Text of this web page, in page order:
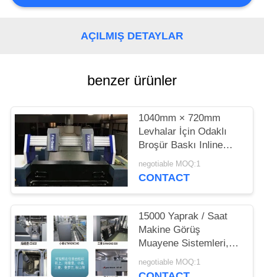
HABERLER
ISTEĞI
SITE
HARITASI
PRIVACY
POLICY
AÇILMIŞ DETAYLAR
benzer ürünler
1040mm × 720mm
Levhalar İçin Odaklı
Broşür Baskı Inline
Muayene Makinesi FS-
SWAN
negotiable MOQ:1
CONTACT
15000 Yaprak / Saat
Makine Görüş
Muayene Sistemleri,
Dar Web Muayene
Sistemleri
negotiable MOQ:1